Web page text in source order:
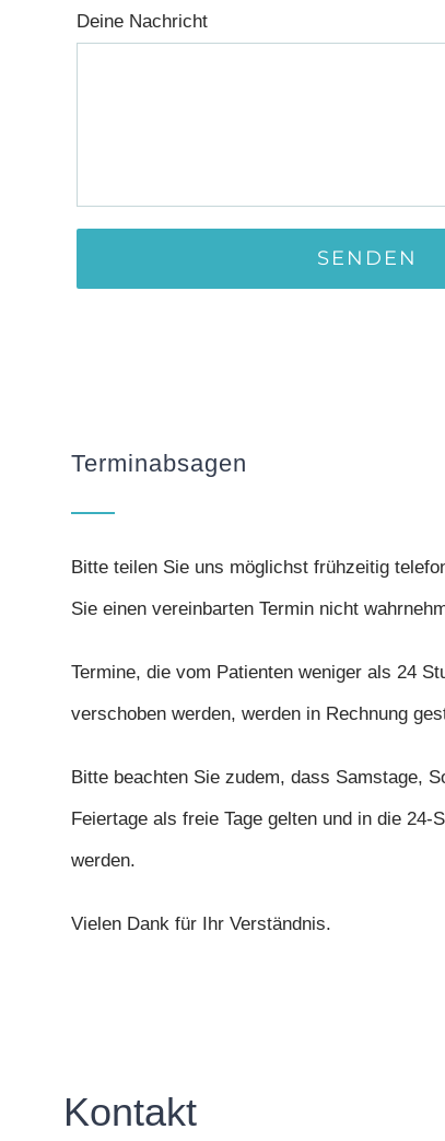
Deine Nachricht
Terminabsagen
Bitte teilen Sie uns möglichst frühzeitig
Sie einen vereinbarten Termin nicht
Termine, die vom Patientenweniger als 24
verschoben werden, werden in Rechnung
Bitte beachten Sie zudem, dass Samstage,
Feiertage als freie Tage gelten und in die 24-
werden.
Vielen Dank für Ihr Verständnis.
Kontakt